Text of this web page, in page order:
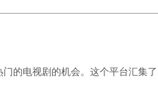
的电视剧的机会。这个平台汇集了